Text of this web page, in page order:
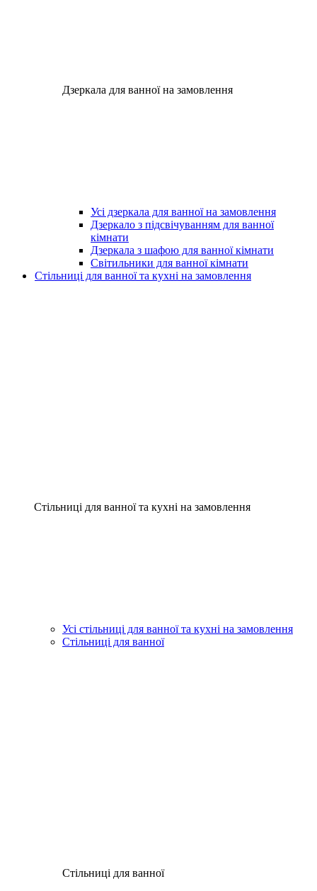
Дзеркала для ванної на замовлення
Усі дзеркала для ванної на замовлення
Дзеркало з підсвічуванням для ванної
кімнати
Дзеркала з шафою для ванної кімнати
Світильники для ванної кімнати
Стільниці для ванної та кухні на замовлення
Стільниці для ванної та кухні на замовлення
Усі стільниці для ванної та кухні на замовлення
Стільниці для ванної
Стільниці для ванної